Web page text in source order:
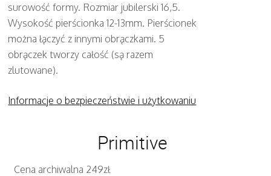
surowość formy. Rozmiar jubilerski 16,5.
Wysokość pierścionka 12-13mm. Pierścionek
można łączyć z innymi obrączkami. 5
obrączek tworzy całość (są razem
zlutowane).
Informacje o bezpieczeństwie i użytkowaniu
Primitive
Cena archiwalna 249zł